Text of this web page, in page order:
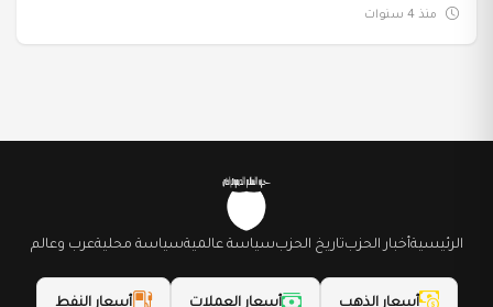
منذ 4 سنوات
الرئيسيةأخبار الحزبتاريخ الحزبسياسة عالميةسياسة محليةعرب وعالم
أسعار الذهب أسعار العملات أسعار النفط